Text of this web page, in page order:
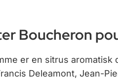
Boucheron
er en sitrus
Deleamont, Jean-